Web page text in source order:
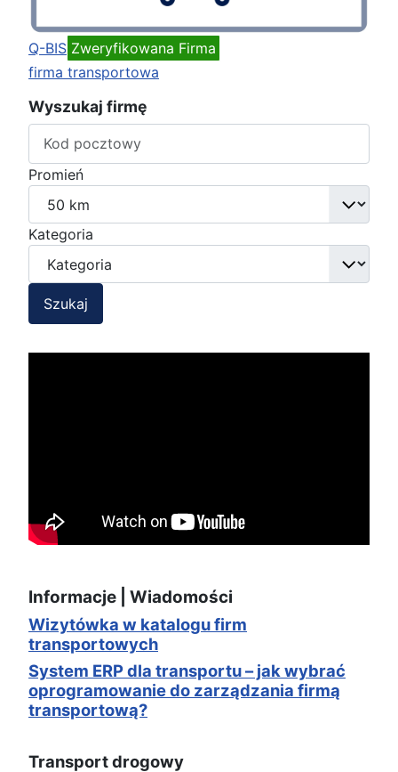
Q-BIS Zweryfikowana Firma
firma transportowa
Wyszukaj firmę
Promień
Kategoria
Szukaj
Informacje | Wiadomości
Wizytówka w katalogu firm
transportowych
System ERP dla transportu – jak wybrać
oprogramowanie do zarządzania firmą
transportową?
Transport drogowy